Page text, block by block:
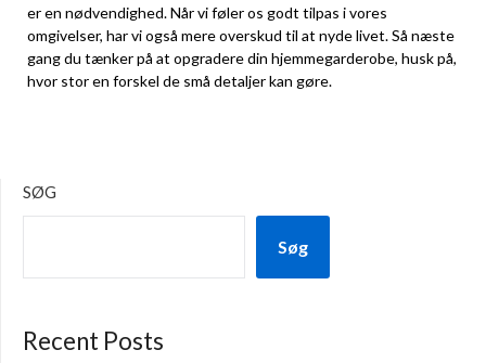
er en nødvendighed. Når vi føler os godt tilpas i vores
omgivelser, har vi også mere overskud til at nyde livet. Så næste
gang du tænker på at opgradere din hjemmegarderobe, husk på,
hvor stor en forskel de små detaljer kan gøre.
SØG
Søg
Recent Posts